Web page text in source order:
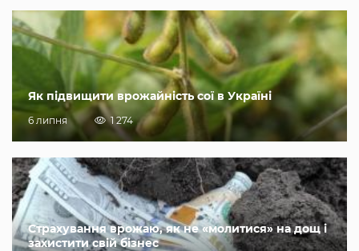
Як підвищити врожайність сої в Україні
6 липня 1 274
Страхування врожаю, як не «молитися» на дощ і
захистити свій бізнес